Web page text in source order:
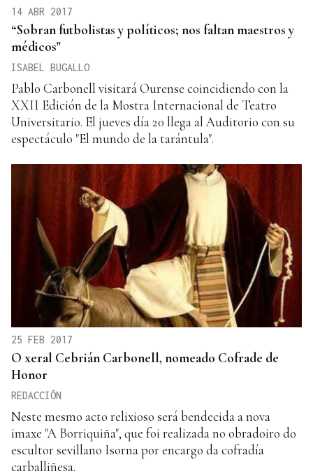
14 ABR 2017
“Sobran futbolistas y políticos; nos faltan maestros y
médicos"
ISABEL BUGALLO
Pablo Carbonell visitará Ourense coincidiendo con la
XXII Edición de la Mostra Internacional de Teatro
Universitario. El jueves día 20 llega al Auditorio con su
espectáculo "El mundo de la tarántula".
25 FEB 2017
O xeral Cebrián Carbonell, nomeado Cofrade de
Honor
REDACCIÓN
Neste mesmo acto relixioso será bendecida a nova
imaxe "A Borriquiña", que foi realizada no obradoiro do
escultor sevillano Isorna por encargo da cofradía
carballiñesa.